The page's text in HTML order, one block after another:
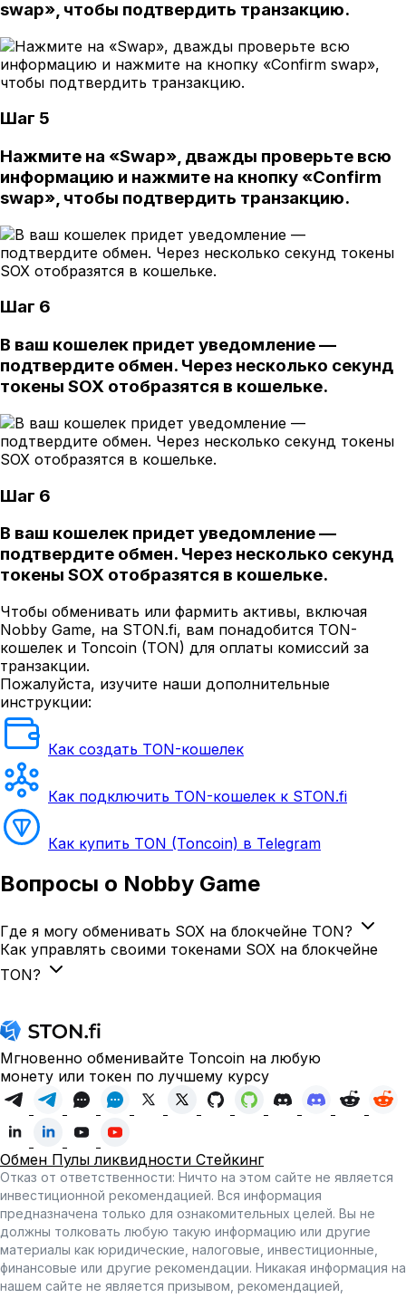
swap», чтобы подтвердить транзакцию.
Шаг 5
Нажмите на «Swap», дважды проверьте всю
информацию и нажмите на кнопку «Confirm
swap», чтобы подтвердить транзакцию.
Шаг 6
В ваш кошелек придет уведомление —
подтвердите обмен. Через несколько секунд
токены SOX отобразятся в кошельке.
Шаг 6
В ваш кошелек придет уведомление —
подтвердите обмен. Через несколько секунд
токены SOX отобразятся в кошельке.
Чтобы обменивать или фармить активы, включая
Nobby Game, на STON.fi, вам понадобится TON-
кошелек и Toncoin (TON) для оплаты комиссий за
транзакции.
Пожалуйста, изучите наши дополнительные
инструкции:
Как создать TON-кошелек
Как подключить TON-кошелек к STON.fi
Как купить TON (Toncoin) в Telegram
Вопросы о Nobby Game
Где я могу обменивать SOX на блокчейне TON?
Как управлять своими токенами SOX на блокчейне
TON?
Мгновенно обменивайте Toncoin на любую
монету или токен по лучшему курсу
Обмен Пулы ликвидности Стейкинг
Отказ от ответственности: Ничто на этом сайте не является
инвестиционной рекомендацией. Вся информация
предназначена только для ознакомительных целей. Вы не
должны толковать любую такую информацию или другие
материалы как юридические, налоговые, инвестиционные,
финансовые или другие рекомендации. Никакая информация на
нашем сайте не является призывом, рекомендацией,